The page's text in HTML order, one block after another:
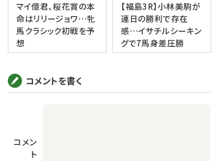
マイ億君、桜花賞の本
命はリリージョワ…牝
馬クラシック初戦を予
想
【福島3R】小林美駒が
連日の勝利で存在
感…イサチルシーキン
グで7馬身差圧勝
コメントを書く
コメン
ト